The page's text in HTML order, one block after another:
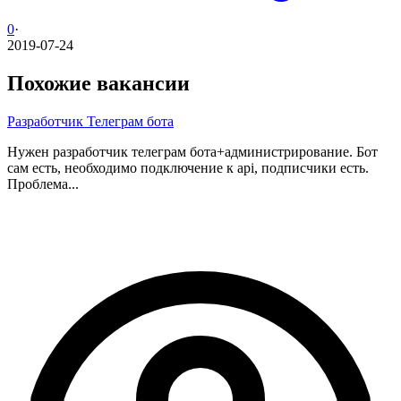
0·
2019-07-24
Похожие вакансии
Разработчик Телеграм бота
Нужен разработчик телеграм бота+администрирование. Бот
сам есть, необходимо подключение к api, подписчики есть.
Проблема...